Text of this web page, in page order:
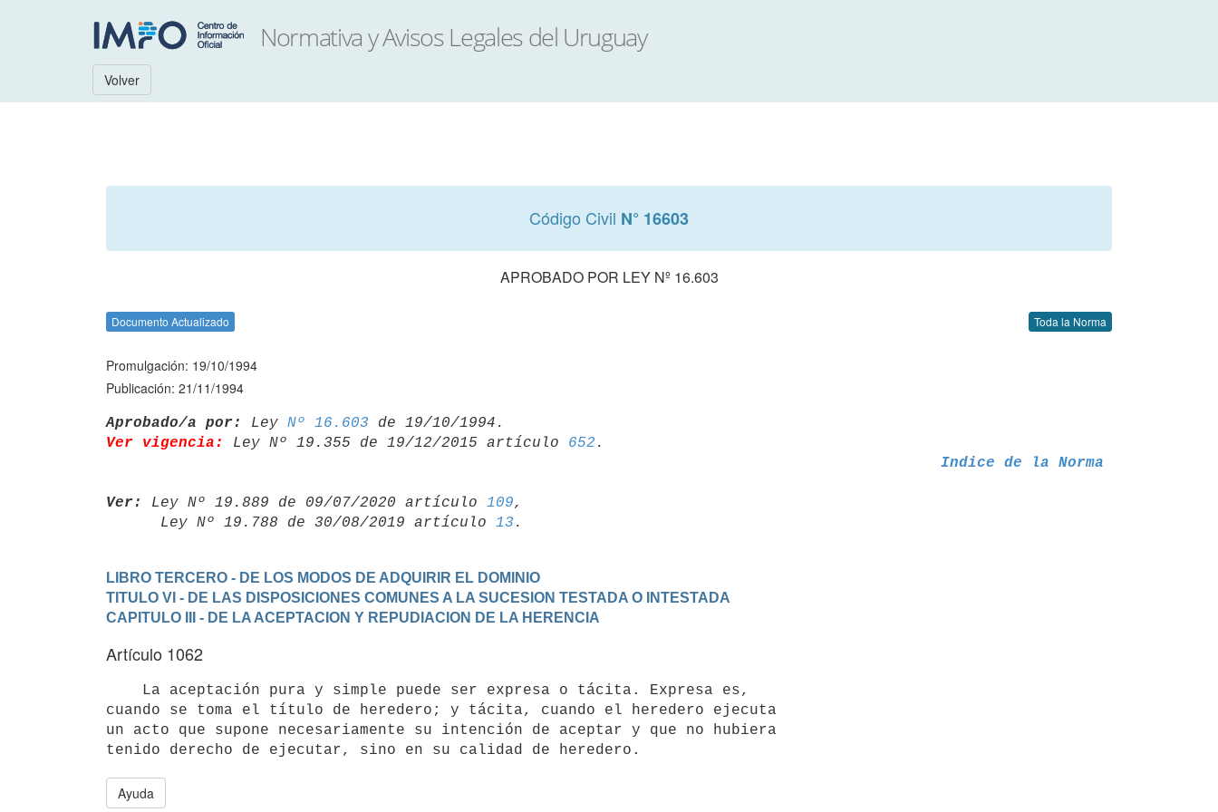
Volver
Código Civil N° 16603
APROBADO POR LEY Nº 16.603
Documento Actualizado Toda la Norma
Promulgación: 19/10/1994
Publicación: 21/11/1994
Aprobado/a por: Ley Nº 16.603
Ver vigencia:
Ley Nº 19.355 de 19/12/2015 artículo 652
Indice de la Norma
Ver: Ley Nº 19.889 de 09/07/2020 artículo 109,
      Ley Nº 19.788 de 30/08/2019 artículo
13
LIBRO TERCERO - DE LOS MODOS DE ADQUIRIR EL DOMINIO
TITULO VI - DE LAS DISPOSICIONES COMUNES A LA SUCESION TESTADA O INTESTADA
CAPITULO III - DE LA ACEPTACION Y REPUDIACION DE LA HERENCIA
Artículo 1062
cuando se toma el título de heredero; y tácita, cuando el heredero ejecuta
un acto que supone necesariamente su intención de aceptar y que no hubiera
Ayuda